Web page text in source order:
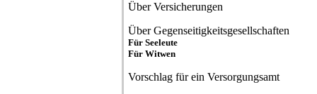
Über Versicherungen
Über Gegenseitigkeitsgesellschaften
Für Seeleute
Für Witwen
Vorschlag für ein Versorgungsamt